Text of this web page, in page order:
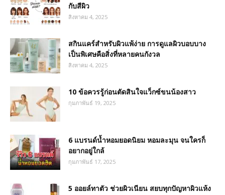
กับสีผิว
สิงหาคม 4, 2025
สกินแคร์สำหรับผิวแพ้ง่าย การดูแลผิวบอบบาง
เป็นพิเศษคือสิ่งที่หลายคนกังวล
สิงหาคม 4, 2025
10 ข้อควรรู้ก่อนตัดสินใจแว็กซ์ขนน้องสาว
กุมภาพันธ์ 19, 2025
6 แบรนด์น้ำหอมยอดนิยม หอมละมุน จนใครก็
อยากอยู่ใกล้
กุมภาพันธ์ 17, 2025
5 ออยล์ทาตัว ช่วยผิวเนียน สยบทุกปัญหาผิวแห้ง